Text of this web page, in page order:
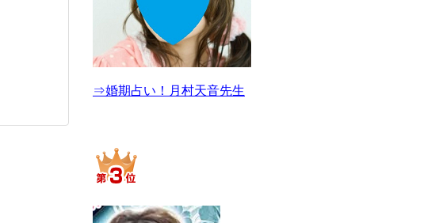
⇒婚期占い！月村天音先生